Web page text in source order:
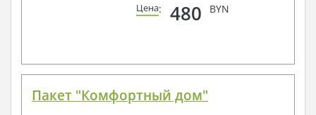
Цена: 480 BYN
Пакет "Комфортный дом"